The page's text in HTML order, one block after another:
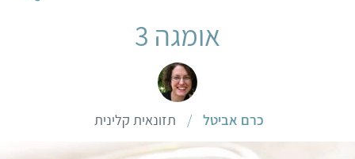
אומגה 3
כרם אביטל / תזונאית קלינית